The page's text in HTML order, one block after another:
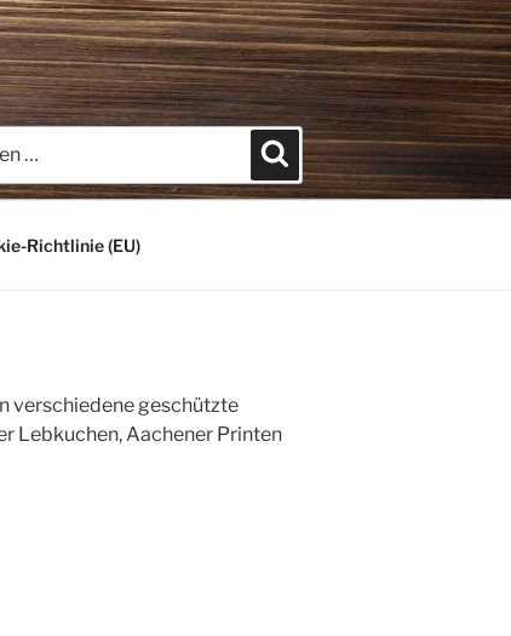
Suchen
Richtlinie (EU)
verschiedene geschützte
Lebkuchen, Aachener Printen